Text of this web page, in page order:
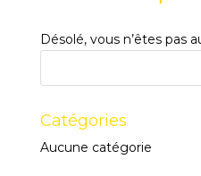
Désolé, vous n’êtes pas
Catégories
Aucune catégorie